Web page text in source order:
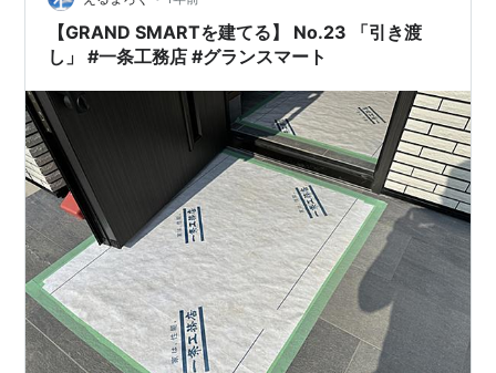
は完成予定なので まずは家のことを片付けて出産へ！！
ランキング参…
【GRAND SMARTを建てる】 No.23 「引き渡
し」 #一条工務店 #グランスマート